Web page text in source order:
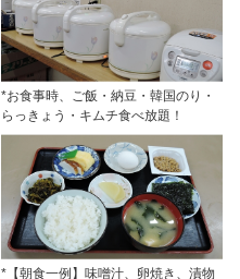
*お食事時、ご飯・納豆・韓国のり・
らっきょう・キムチ食べ放題！
*【朝食一例】味噌汁、卵焼き、漬物